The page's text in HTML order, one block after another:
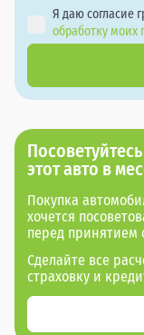
Я даю согласие
обработку моих
этот авто в
Покупка
хочется
перед принятием
Сделайте все
страховку и